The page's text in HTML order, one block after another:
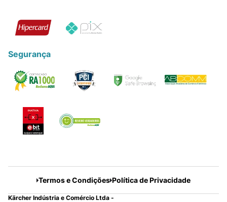
Segurança
Termos e Condições Política de Privacidade
Kärcher Indústria e Comércio Ltda -